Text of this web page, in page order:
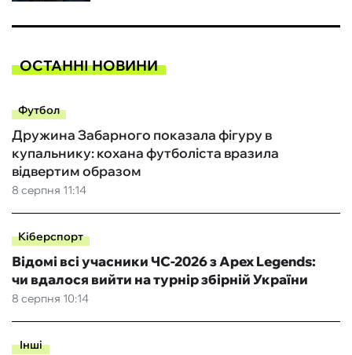
ОСТАННІ НОВИНИ
Футбол
8 серпня 11:14
Дружина Забарного показала фігуру в
купальнику: кохана футболіста вразила
відвертим образом
Кіберспорт
8 серпня 10:14
Відомі всі учасники ЧС-2026 з Apex Legends:
чи вдалося вийти на турнір збірній України
Інші